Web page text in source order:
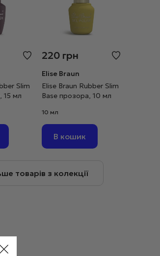
Slim
15 мл
220 грн
Elise Braun
Elise Braun Rubber Slim
Base прозора, 10 мл
10 мл
В кошик
товарів з колекції